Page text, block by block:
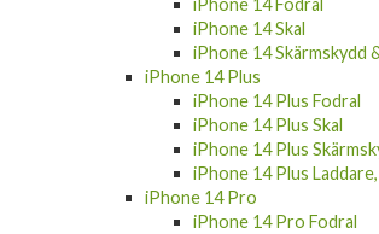
iPhone 14 Fodral
iPhone 14 Skal
iPhone 14 Skärmskydd
iPhone 14 Plus
iPhone 14 Plus Fodral
iPhone 14 Plus Skal
iPhone 14 Plus
iPhone 14 Plus
iPhone 14 Pro
iPhone 14 Pro Fodral